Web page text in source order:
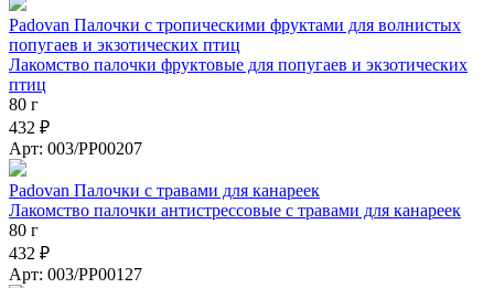
Padovan Палочки с тропическими фруктами для волнистых
попугаев и экзотических птиц
Лакомство палочки фруктовые для попугаев и экзотических
птиц
80 г
432 ₽
Арт: 003/PP00207
Padovan Палочки c травами для канареек
Лакомство палочки антистрессовые с травами для канареек
80 г
432 ₽
Арт: 003/PP00127